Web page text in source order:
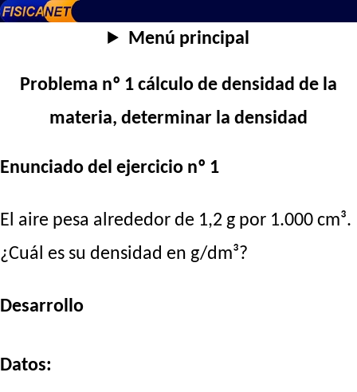
Menú principal
Problema nº 1 cálculo de densidad de la
materia, determinar la densidad
Enunciado del ejercicio nº 1
El aire pesa alrededor de 1,2 g por 1.000 cm³.
¿Cuál es su densidad en g/dm³?
Desarrollo
Datos: